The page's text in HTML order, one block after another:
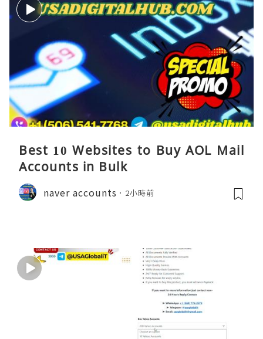
Best 10 Websites to Buy AOL Mail
Accounts in Bulk
naver accounts 2小時前